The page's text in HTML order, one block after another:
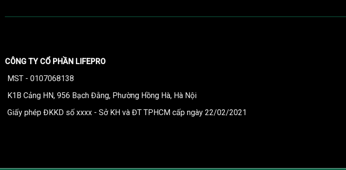
CÔNG TY CỔ PHẦN LIFEPRO
MST - 0107068138
K1B Cảng HN, 956 Bạch Đằng, Phường Hồng Hà, Hà Nội
Giấy phép ĐKKD số xxxx - Sở KH và ĐT TPHCM cấp ngày 22/02/2021